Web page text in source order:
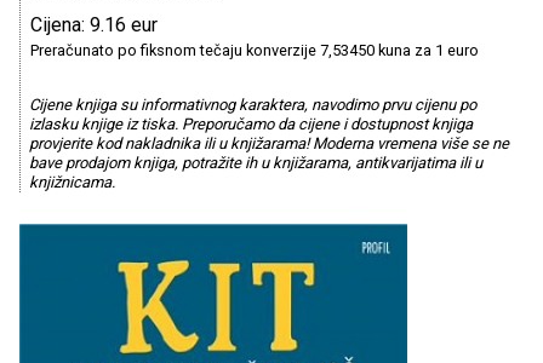
Cijena: 9.16 eur
Preračunato po fiksnom tečaju konverzije 7,53450 kuna za 1 euro
Cijene knjiga su informativnog karaktera, navodimo prvu cijenu po
izlasku knjige iz tiska. Preporučamo da cijene i dostupnost knjiga
provjerite kod nakladnika ili u knjižarama! Moderna vremena više se ne
bave prodajom knjiga, potražite ih u knjižarama, antikvarijatima ili u
knjižnicama.